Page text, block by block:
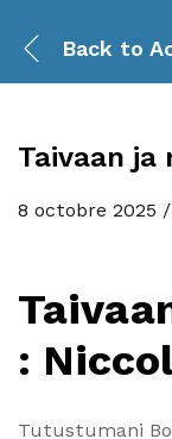
Back to
Taivaan ja
8 octobre 2025 /
:
Tutustumani